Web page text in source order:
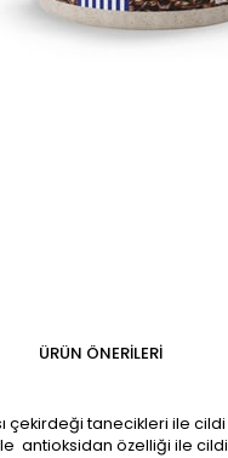
ÜRÜN ÖNERILERI
çekirdeği tanecikleri ile
antioksidan özelliği ile